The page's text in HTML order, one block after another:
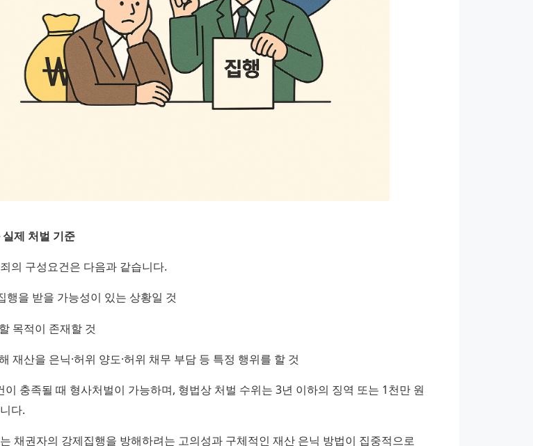
제 처벌 기준
의 구성요건은 다음과 같습니다.
행을 받을 가능성이 있는 상황일 것
목적이 존재할 것
재산을 은닉·허위 양도·허위 채무 부담 등 특정 행위를 할 것
이 충족될 때 형사처벌이 가능하며, 형법상 처벌 수위는 3년 이하의 징역 또는 1천만 원
다.
채권자의 강제집행을 방해하려는 고의성과 구체적인 재산 은닉 방법이 집중적으로